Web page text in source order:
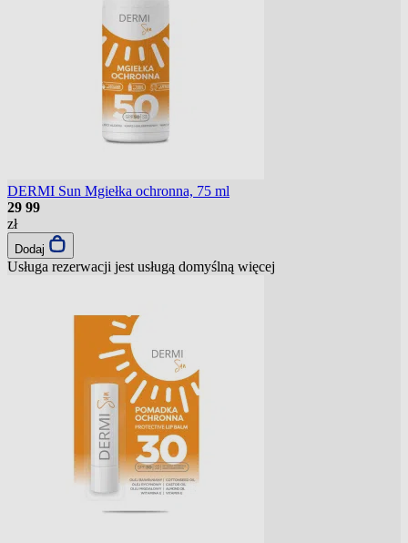
DERMI Sun Mgiełka ochronna, 75 ml
29 99
zł
Dodaj
Usługa rezerwacji jest usługą domyślną więcej